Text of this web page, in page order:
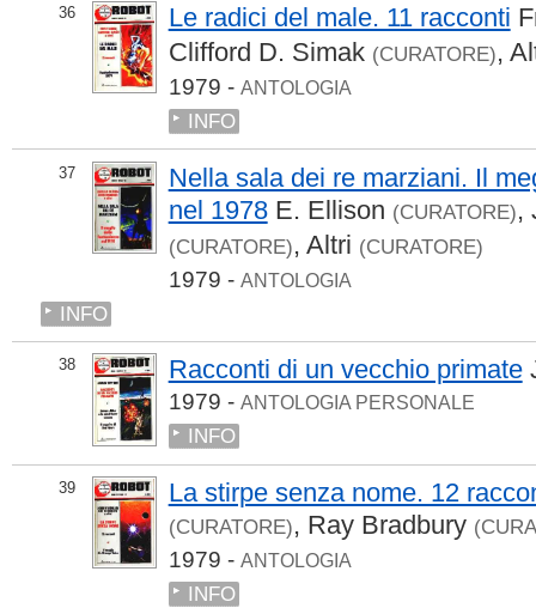
36 Le radici del male. 11 racconti
Clifford D. Simak (CURATORE),
1979 - ANTOLOGIA
INFO
37
Nella sala dei re marziani. Il
nel 1978 E. Ellison (CURATORE),
(CURATORE), Altri (CURATORE)
1979 - ANTOLOGIA
INFO
38 Racconti di un vecchio primate
1979 - ANTOLOGIA PERSONALE
INFO
39 La stirpe senza nome. 12
(CURATORE), Ray Bradbury
1979 - ANTOLOGIA
INFO